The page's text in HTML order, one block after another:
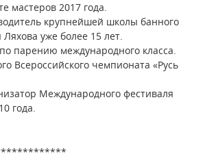
мастеров 2017 года.
крупнейшей школы банного
уже более 15 лет.
парению международного класса.
Всероссийского чемпионата «Русь
Международного фестиваля
года.